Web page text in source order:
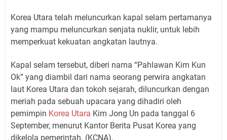
Korea Utara telah meluncurkan kapal selam pertamanya
yang mampu meluncurkan senjata nuklir, untuk lebih
memperkuat kekuatan angkatan lautnya.
Kapal selam tersebut, diberi nama “Pahlawan Kim Kun
Ok” yang diambil dari nama seorang perwira angkatan
laut Korea Utara dan tokoh sejarah, diluncurkan dengan
meriah pada sebuah upacara yang dihadiri oleh
pemimpin Korea Utara Kim Jong Un pada tanggal 6
September, menurut Kantor Berita Pusat Korea yang
dikelola pemerintah. (KCNA).